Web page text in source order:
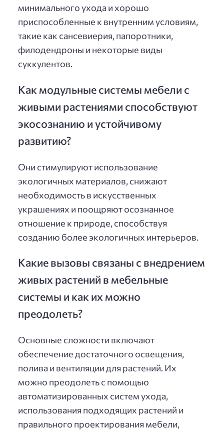
минимального ухода и хорошо
приспособленные к внутренним условиям,
такие как сансевиерия, папоротники,
филодендроны и некоторые виды
суккулентов.
Как модульные системы мебели с
живыми растениями способствуют
экосознанию и устойчивому
развитию?
Они стимулируют использование
экологичных материалов, снижают
необходимость в искусственных
украшениях и поощряют осознанное
отношение к природе, способствуя
созданию более экологичных интерьеров.
Какие вызовы связаны с внедрением
живых растений в мебельные
системы и как их можно
преодолеть?
Основные сложности включают
обеспечение достаточного освещения,
полива и вентиляции для растений. Их
можно преодолеть с помощью
автоматизированных систем ухода,
использования подходящих растений и
правильного проектирования мебели,